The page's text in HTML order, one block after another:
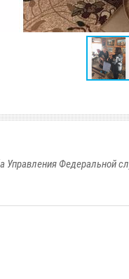
Управления Федеральной